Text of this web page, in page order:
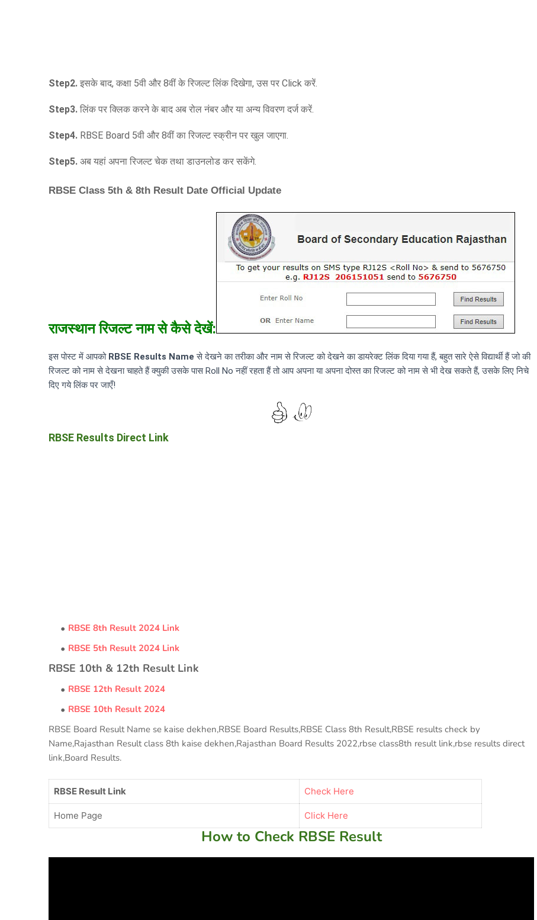
Step2. इसके बाद, कक्षा 5वी और 8वीं के रिजल्ट लिंक दिखेगा, उस पर Click करें.
Step3. लिंक पर क्लिक करने के बाद अब रोल नंबर और या अन्य विवरण दर्ज करें.
Step4. RBSE Board 5वी और 8वीं का रिजल्ट स्क्रीन पर खुल जाएगा.
Step5. अब यहां अपना रिजल्ट चेक तथा डाउनलोड कर सकेंगे.
RBSE Class 5th & 8th Result Date Official Update
राजस्थान रिजल्ट नाम से कैसे देखें:
इस पोस्ट में आपको RBSE Results Name से देखने का तरीका और नाम से रिजल्ट को देखने का डायरेक्ट लिंक दिया गया हैं, बहुत सारे ऐसे विद्यार्थी हैं जो की
रिजल्ट को नाम से देखना चाहते हैं क्युकी उसके पास Roll No नहीं रहता हैं तो आप अपना या अपना दोस्त का रिजल्ट को नाम से भी देख सकते हैं, उसके लिए निचे
दिए गये लिंक पर जाएँ!
RBSE Results Direct Link
RBSE 8th Result 2024 Link
RBSE 5th Result 2024 Link
RBSE 10th & 12th Result Link
RBSE 12th Result 2024
RBSE 10th Result 2024
RBSE Board Result Name se kaise dekhen,RBSE Board Results,RBSE Class 8th Result,RBSE results check by
Name,Rajasthan Result class 8th kaise dekhen,Rajasthan Board Results 2022,rbse class8th result link,rbse results direct
link,Board Results.
RBSE Result Link Check Here
Home Page Click Here
How to Check RBSE Result